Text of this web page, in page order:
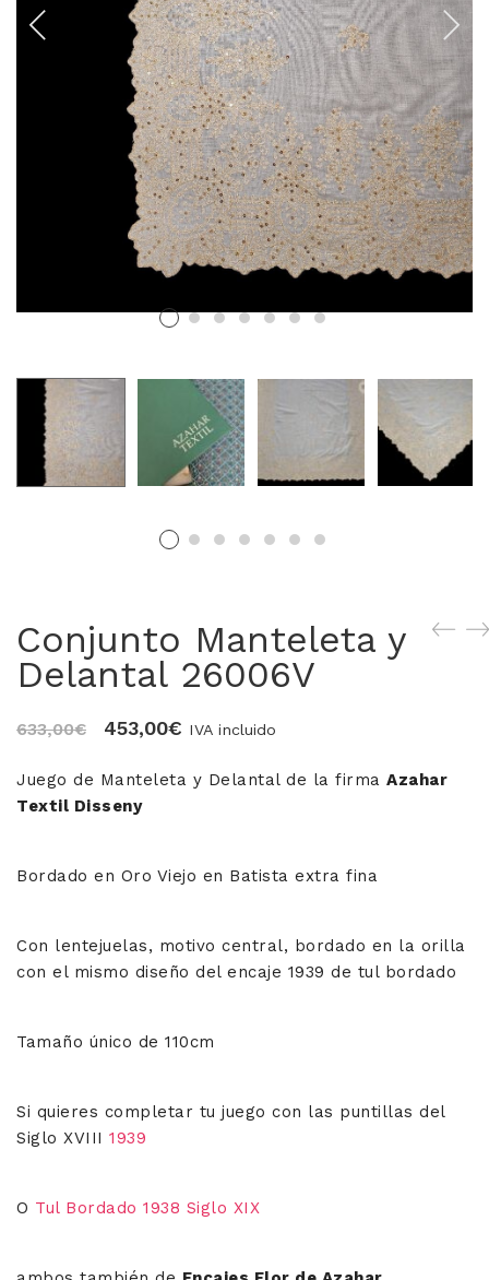
Alicante y Castellón
Ropa Interior
ENCAJES Y BORDADOS
Valenciennes y alençon
Blusones falleros
CONFECCIÓN PROPIA
Conjuntos Batista
OUTLET FALLERA
Conjunto Manteleta y
Delantal 26006V
633,00€
El
original
era:
453,00€ El
actual
IVA incluido
Juego de Manteleta y Delantal de la firma Azahar
Textil Disseny
Bordado en Oro Viejo en Batista extra fina
Con lentejuelas, motivo central, bordado en la orilla
con el mismo diseño del encaje 1939 de tul bordado
Tamaño único de 110cm
Si quieres completar tu juego con las puntillas del
Siglo XVIII 1939
O Tul Bordado 1938 Siglo XIX